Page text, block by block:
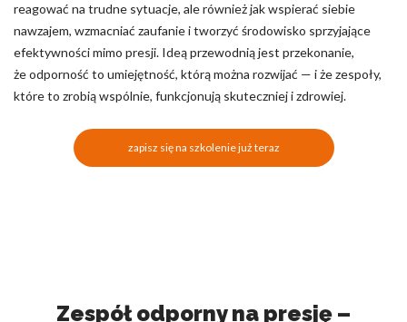
reagować na trudne sytuacje, ale również jak wspierać siebie
nawzajem, wzmacniać zaufanie i tworzyć środowisko sprzyjające
efektywności mimo presji. Ideą przewodnią jest przekonanie,
że odporność to umiejętność, którą można rozwijać — i że zespoły,
które to zrobią wspólnie, funkcjonują skuteczniej i zdrowiej.
zapisz się na szkolenie już teraz
Zespół odporny na presję –